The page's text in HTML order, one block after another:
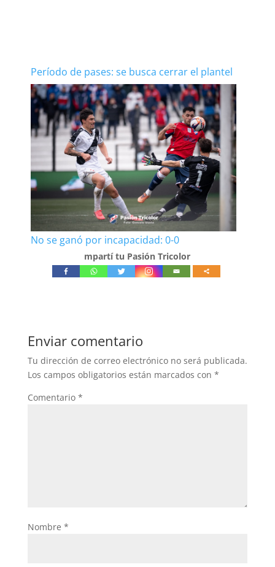
Período de pases: se busca cerrar el plantel
No se ganó por incapacidad: 0-0
mpartí tu Pasión Tricolor
Enviar comentario
Tu dirección de correo electrónico no será publicada.
Los campos obligatorios están marcados con *
Comentario *
Nombre *